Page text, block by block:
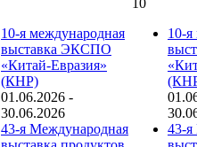
10-я международная
выставка ЭКСПО
«Китай-Евразия»
(КНР)
01.06.2026 -
30.06.2026
43-я Международная
10
10-
43-